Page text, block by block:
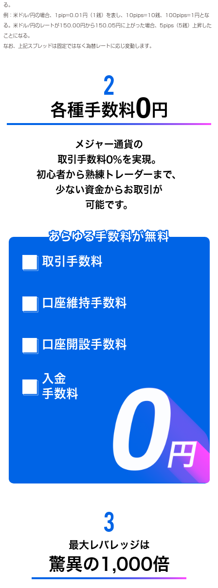
る。
例：米ドル/円の場合、1pip=0.01円（1銭）を表し、10pips=10銭、100pips=1円とな
る。米ドル/円のレートが150.00円から150.05円に上がった場合、5pips（5銭）上昇した
ことになる。
なお、上記スプレッドは固定ではなく為替レートに応じ変動します。
2
各種手数料0 円
メジャー通貨の
取引手数料0%を実現。
初心者から熟練トレーダーまで、
少ない資金からお取引が
可能です。
取引手数料
口座維持手数料
口座開設手数料
入金
手数料
3
最大レバレッジは
驚異の1,000倍